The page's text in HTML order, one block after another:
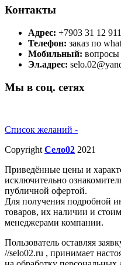
Контакты
Адрес: +7903 31 12 911
Телефон: заказ по
Мобильный: вопросы
Эл.адрес:
Мы в соц. сетях
Список желаний -
Copyright Село02 2021
Приведённые цены и
исключительно
публичной офертой.
Для получения подробной
товаров, их наличии и
менеджерами компании.
Пользователь оставляя
//selo02.ru , принимает